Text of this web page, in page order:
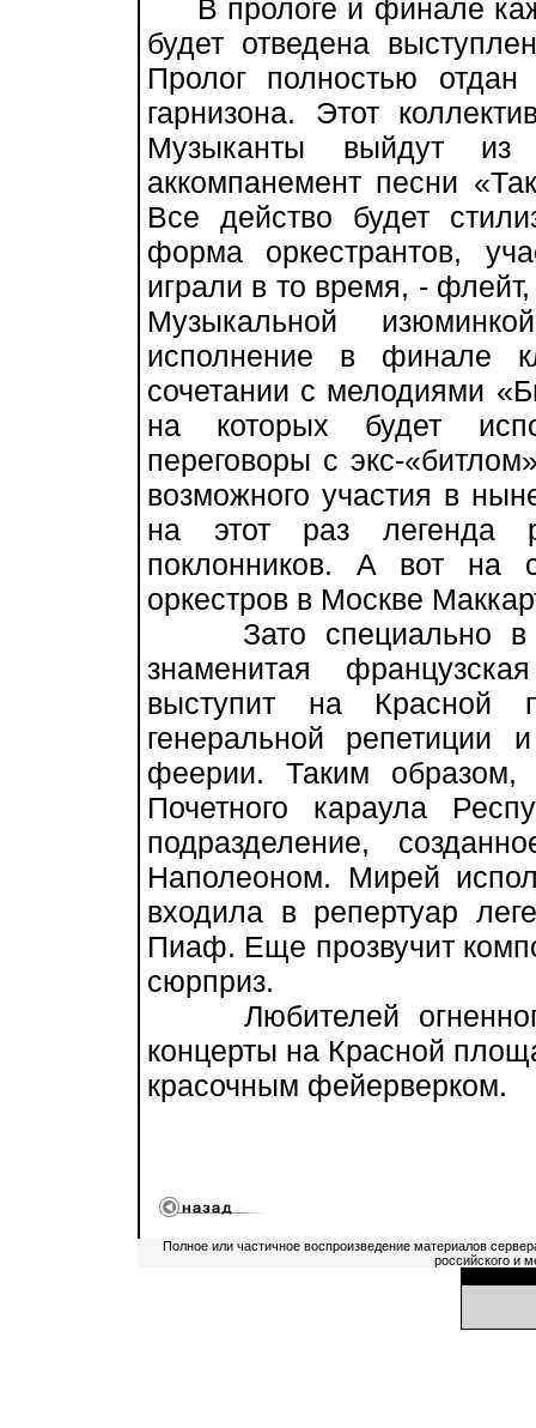
В прологе и финале
будет отведена
Пролог полностью отдан
гарнизона. Этот
Музыканты выйдут
аккомпанемент песни
Все действо будет
форма оркестрантов,
играли в то время, -
Музыкальной
исполнение в финале
сочетании с мелодиями
на которых будет
переговоры с экс-
возможного участия в
на этот раз легенда
поклонников. А вот на
оркестров в Москве
Зато специально в
знаменитая
выступит на
генеральной репетиции
феерии. Таким образом,
Почетного караула
подразделение,
Наполеоном. Мирей
входила в репертуар
Пиаф. Еще прозвучит
сюрприз.
Любителей
концерты на Красной
красочным фейерверком.
Полное или частичное воспроизведение материалов
российского и